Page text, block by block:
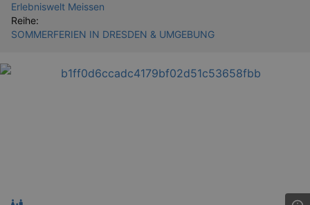
Erlebniswelt Meissen
Reihe:
SOMMERFERIEN IN DRESDEN & UMGEBUNG